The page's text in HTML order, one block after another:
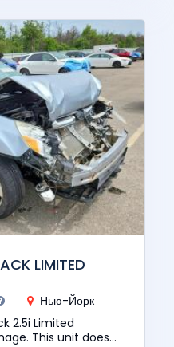
LIMITED
Нью-Йорк
2.5i Limited
This unit does